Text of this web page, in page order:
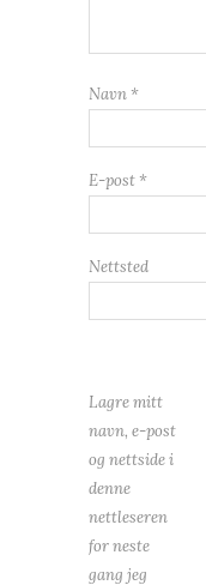
Navn *
E-post *
Nettsted
Lagre mitt
navn, e-post
og nettside i
denne
nettleseren
for neste
gang jeg